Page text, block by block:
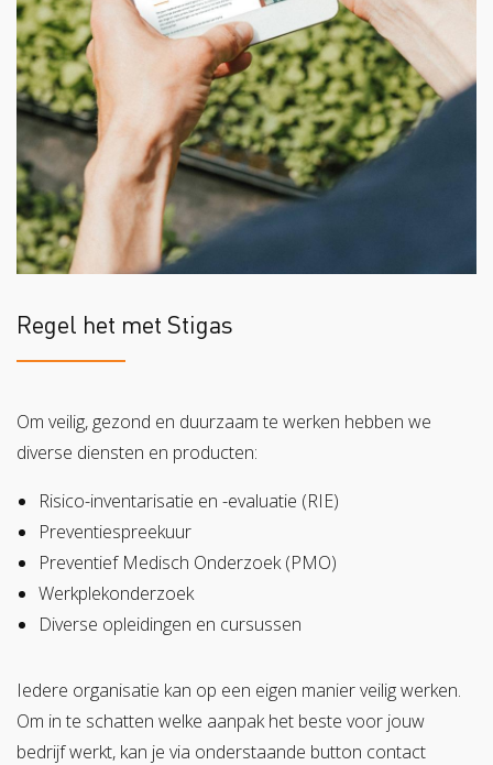
Regel het met Stigas
Om veilig, gezond en duurzaam te werken hebben we
diverse diensten en producten:
Risico-inventarisatie en -evaluatie (RIE)
Preventiespreekuur
Preventief Medisch Onderzoek (PMO)
Werkplekonderzoek
Diverse opleidingen en cursussen
Iedere organisatie kan op een eigen manier veilig werken.
Om in te schatten welke aanpak het beste voor jouw
bedrijf werkt, kan je via onderstaande button contact